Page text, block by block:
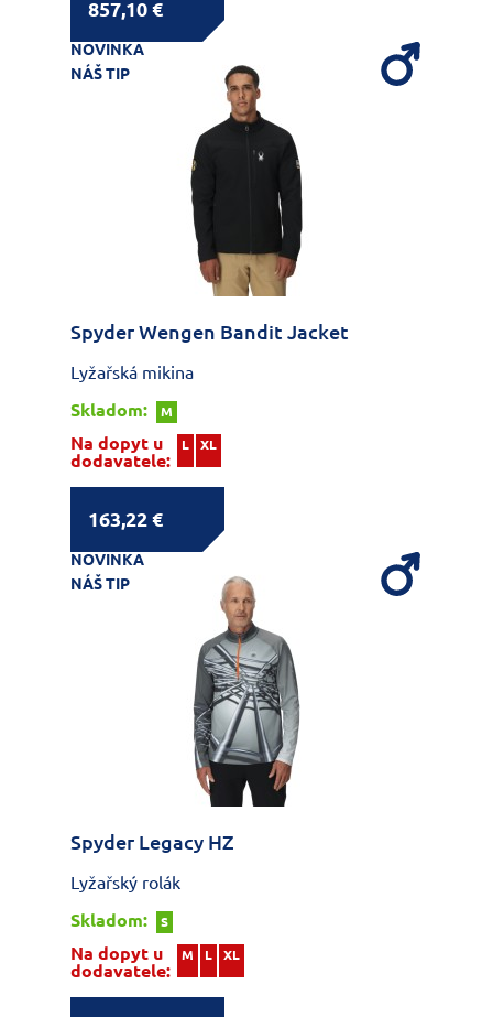
857,10 €
NOVINKA
NÁŠ TIP
Spyder Wengen Bandit Jacket
Lyžařská mikina
Skladom:
M
Na dopyt u
dodavatele:
L XL
163,22 €
NOVINKA
NÁŠ TIP
Spyder Legacy HZ
Lyžařský rolák
Skladom:
S
Na dopyt u
dodavatele:
M L XL